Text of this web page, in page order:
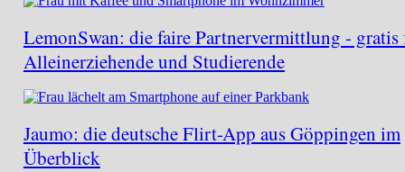
LemonSwan: die faire Partnervermittlung -
Alleinerziehende und Studierende
Jaumo: die deutsche Flirt-App aus Göppingen im
Überblick